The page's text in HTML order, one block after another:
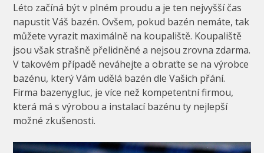
Léto začíná být v plném proudu a je ten nejvyšší čas
napustit Váš bazén. Ovšem, pokud bazén nemáte, tak
můžete vyrazit maximálně na koupaliště. Koupaliště
jsou však strašně přelidněné a nejsou zrovna zdarma.
V takovém případě neváhejte a obraťte se na výrobce
bazénu, který Vám udělá bazén dle Vašich přání.
Firma bazenygluc, je více než kompetentní firmou,
která má s výrobou a instalací bazénu ty nejlepší
možné zkušenosti.